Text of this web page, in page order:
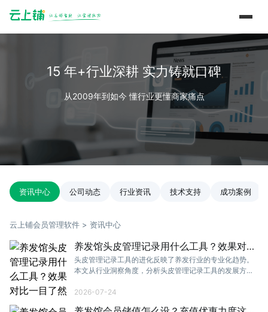
15 年+行业深耕 实力铸就口碑
从2009年到如今 懂行业更懂商家痛点
资讯中心 公司动态 行业资讯 技术支持 成功案例
云上铺会员管理软件 > 资讯中心
养发馆头皮管理记录用什么工具？效果对比
一目了然
头皮管理记录工具的进化反映了养发行业的专业化趋势。
本文从行业洞察角度，分析头皮管理记录工具的发展方
2026-07-24